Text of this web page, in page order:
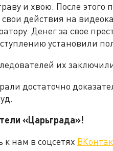
и хвою. После
действия на
Денег за свое
установили
их
достаточно
«Царьграда»!
к нам в соцсетях